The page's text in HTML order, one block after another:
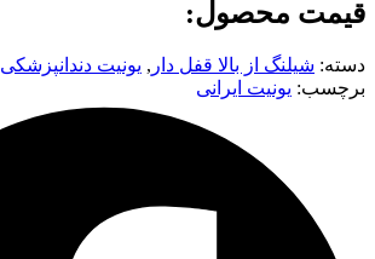
قیمت محصول:
دسته: شیلنگ از بالا قفل دار , یونیت دندانپزشکی
برچسب: یونیت ایرانی